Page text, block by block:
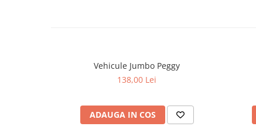
Vehicule Jumbo Peggy
138,00 Lei
ADAUGA IN COS